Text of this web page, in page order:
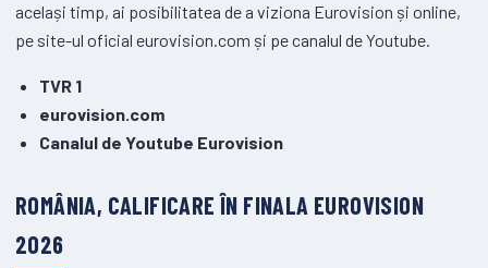
același timp, ai posibilitatea de a viziona Eurovision și online,
pe site-ul oficial eurovision.com și pe canalul de Youtube.
TVR 1
eurovision.com
Canalul de Youtube Eurovision
ROMÂNIA, CALIFICARE ÎN FINALA EUROVISION
2026